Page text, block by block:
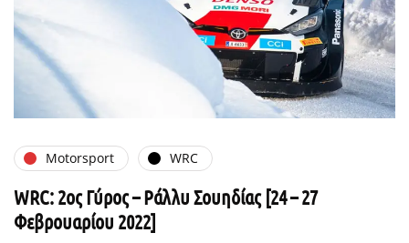
Motorsport WRC
WRC: 2ος Γύρος – Ράλλυ Σουηδίας [24 – 27
Φεβρουαρίου 2022]